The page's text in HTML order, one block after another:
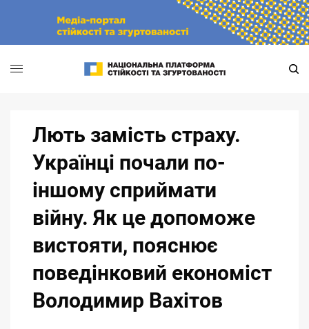
Лють замість страху.
Українці почали по-
іншому сприймати
війну. Як це допоможе
вистояти, пояснює
поведінковий економіст
Володимир Вахітов